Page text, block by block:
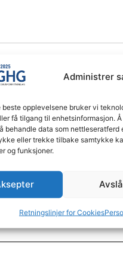
Administrer
beste opplevelsene bruker vi
få tilgang til enhetsinformasjon.
behandle data som
eller trekke tilbake samtykke
og funksjoner.
Avslå
Retningslinjer for Cookies